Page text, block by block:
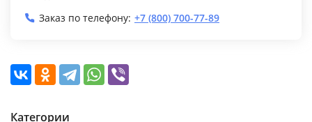
Заказ по телефону: +7 (800) 700-77-89
Категории